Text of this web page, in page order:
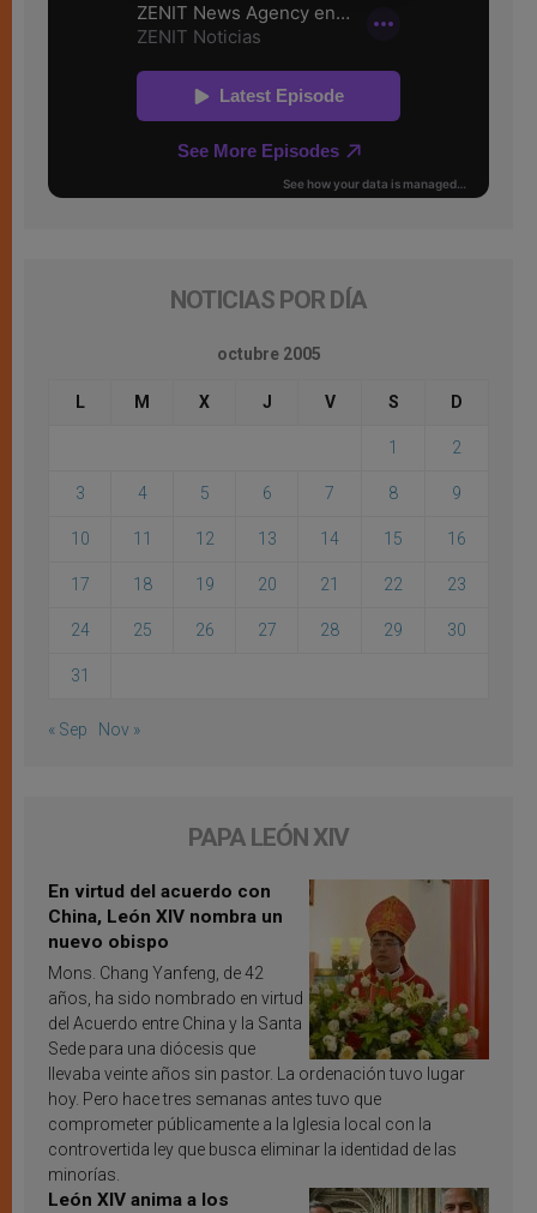
NOTICIAS POR DÍA
octubre 2005
L M X J V S D
1 2
3 4 5 6 7 8 9
10 11 12 13 14 15 16
17 18 19 20 21 22 23
24 25 26 27 28 29 30
31
« Sep Nov »
PAPA LEÓN XIV
En virtud del acuerdo con
China, León XIV nombra un
nuevo obispo
Mons. Chang Yanfeng, de 42
años, ha sido nombrado en virtud
del Acuerdo entre China y la Santa
Sede para una diócesis que
llevaba veinte años sin pastor. La ordenación tuvo lugar
hoy. Pero hace tres semanas antes tuvo que
comprometer públicamente a la Iglesia local con la
controvertida ley que busca eliminar la identidad de las
minorías.
León XIV anima a los